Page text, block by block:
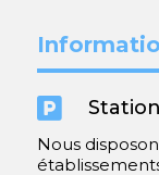

Nous